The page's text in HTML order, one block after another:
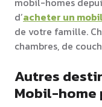
d’acheter un
de votre famille.
chambres, de
Autres
Mobil-home